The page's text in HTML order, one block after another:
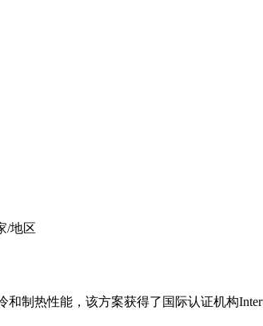
/地区
制热性能，该方案获得了国际认证机构